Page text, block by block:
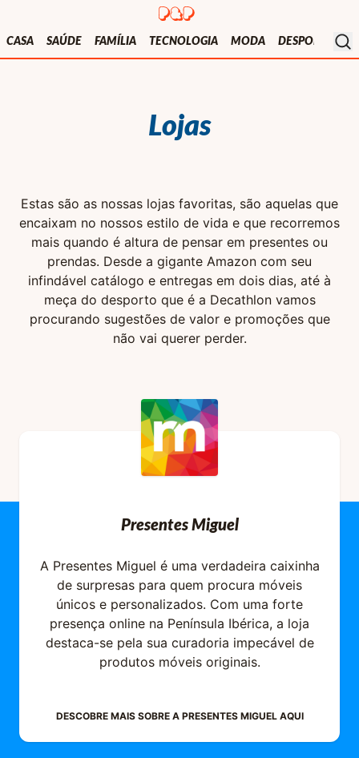
Presentes e Prendas
CASA SAÚDE FAMÍLIA TECNOLOGIA MODA DESPORTO
Lojas
Estas são as nossas lojas favoritas, são aquelas que
encaixam no nossos estilo de vida e que recorremos
mais quando é altura de pensar em presentes ou
prendas. Desde a gigante Amazon com seu
infindável catálogo e entregas em dois dias, até à
meça do desporto que é a Decathlon vamos
procurando sugestões de valor e promoções que
não vai querer perder.
Presentes Miguel
A Presentes Miguel é uma verdadeira caixinha
de surpresas para quem procura móveis
únicos e personalizados. Com uma forte
presença online na Península Ibérica, a loja
destaca-se pela sua curadoria impecável de
produtos móveis originais.
DESCOBRE MAIS SOBRE A PRESENTES MIGUELAQUI